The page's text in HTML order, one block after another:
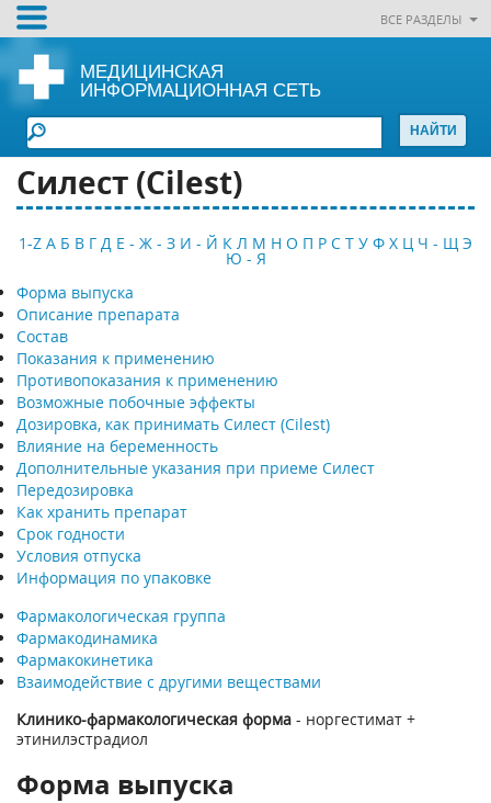
ВСЕ РАЗДЕЛЫ
МЕДИЦИНСКАЯ
ИНФОРМАЦИОННАЯ СЕТЬ
Силест (Cilest)
1-Z А Б В Г Д Е - Ж - З И - Й К Л М Н О П Р С Т У Ф Х Ц Ч - Щ Э
Ю - Я
Форма выпуска
Описание препарата
Состав
Показания к применению
Противопоказания к применению
Возможные побочные эффекты
Дозировка, как принимать Силест (Cilest)
Влияние на беременность
Дополнительные указания при приеме Силест
Передозировка
Как хранить препарат
Срок годности
Условия отпуска
Информация по упаковке
Фармакологическая группа
Фармакодинамика
Фармакокинетика
Взаимодействие с другими веществами
Клинико-фармакологическая форма - норгестимат +
этинилэстрадиол
Форма выпуска